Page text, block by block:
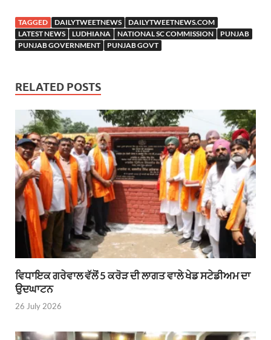
TAGGED DAILYTWEETNEWS
DAILYTWEETNEWS.COM
LATEST NEWS
LUDHIANA NATIONAL SC COMMISSION
PUNJAB
PUNJAB GOVERNMENT
PUNJAB GOVT
RELATED POSTS
ਵਿਧਾਇਕ ਗਰੇਵਾਲ ਵੱਲੋਂ 5 ਕਰੋੜ ਦੀ ਲਾਗਤ ਵਾਲੇ ਖੇਡ ਸਟੇਡੀਅਮ ਦਾ
ਉਦਘਾਟਨ
26 July 2026